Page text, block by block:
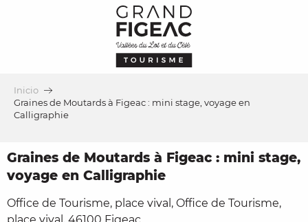
Inicio
Graines de Moutards à Figeac : mini stage, voyage en
Calligraphie
Graines de Moutards à Figeac : mini stage,
voyage en Calligraphie
Office de Tourisme, place vival, Office de Tourisme,